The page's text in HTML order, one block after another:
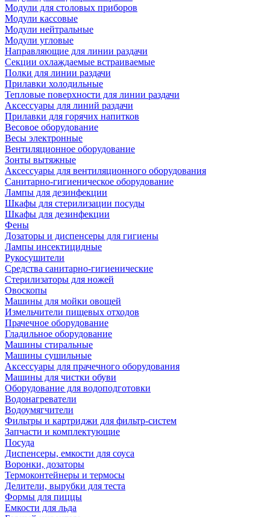
Модули для столовых приборов
Модули кассовые
Модули нейтральные
Модули угловые
Направляющие для линии раздачи
Секции охлаждаемые встраиваемые
Полки для линии раздачи
Прилавки холодильные
Тепловые поверхности для линии раздачи
Аксессуары для линий раздачи
Прилавки для горячих напитков
Весовое оборудование
Весы электронные
Вентиляционное оборудование
Зонты вытяжные
Аксессуары для вентиляционного оборудования
Санитарно-гигиеническое оборудование
Лампы для дезинфекции
Шкафы для стерилизации посуды
Шкафы для дезинфекции
Фены
Дозаторы и диспенсеры для гигиены
Лампы инсектицидные
Рукосушители
Средства санитарно-гигиенические
Стерилизаторы для ножей
Овоскопы
Машины для мойки овощей
Измельчители пищевых отходов
Прачечное оборудование
Гладильное оборудование
Машины стиральные
Машины сушильные
Аксессуары для прачечного оборудования
Машины для чистки обуви
Оборудование для водоподготовки
Водонагреватели
Водоумягчители
Фильтры и картриджи для фильтр-систем
Запчасти и комплектующие
Посуда
Диспенсеры, емкости для соуса
Воронки, дозаторы
Термоконтейнеры и термосы
Делители, вырубки для теста
Формы для пиццы
Емкости для льда